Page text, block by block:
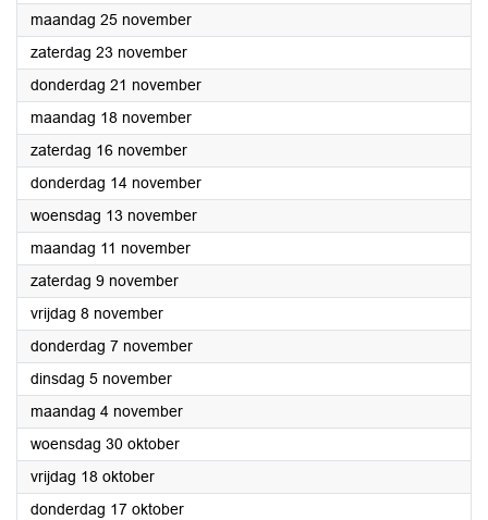
maandag 25 november2024
zaterdag 23 november2024
donderdag 21 november2024
maandag 18 november2024
zaterdag 16 november2024
donderdag 14 november2024
woensdag 13 november2024
maandag 11 november2024
zaterdag 9 november2024
vrijdag 8 november2024
donderdag 7 november2024
dinsdag 5 november2024
maandag 4 november2024
woensdag 30 oktober2024
vrijdag 18 oktober2024
donderdag 17 oktober2024